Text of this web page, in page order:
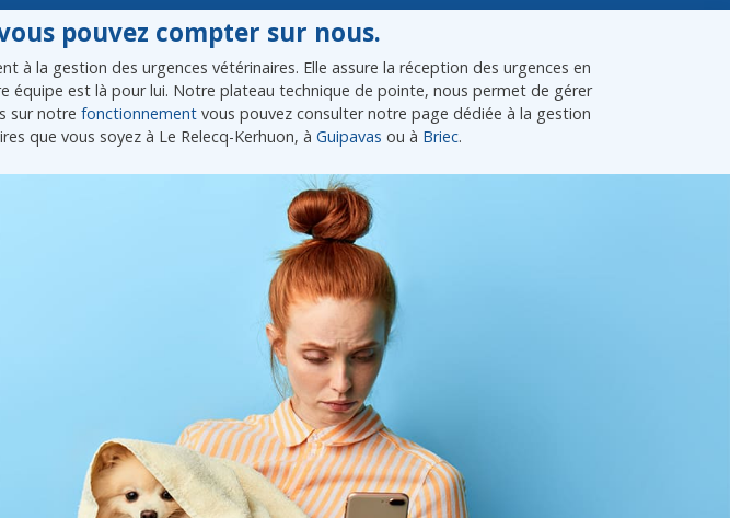
pouvez compter sur nous.
à la gestion des urgences vétérinaires. Elle assure la réception des urgences en
équipe est là pour lui. Notre plateau technique de pointe, nous permet de gérer
sur notre fonctionnementvous pouvez consulter notre page dédiée à la gestion
que vous soyez à Le Relecq-Kerhuon, à Guipavas ou à Briec.